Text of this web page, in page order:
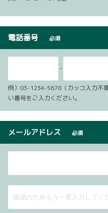
電話番号 必須
-
例）03-1234-5678（カッコ入力不
い番号をご入力ください。
メールアドレス 必須